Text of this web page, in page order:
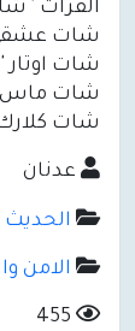
الفرات '
شات عشقي
شات
شات ماس '
شات
عدنان
الامن